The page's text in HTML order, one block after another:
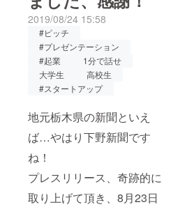
2019/08/24 15:58
#ピッチ
#プレゼンテーション
#起業
1分で話せ
大学生
高校生
#スタートアップ
地元栃木県の新聞といえ
ば…やはり下野新聞です
ね！
プレスリリース、奇跡的に
取り上げて頂き、8月23日